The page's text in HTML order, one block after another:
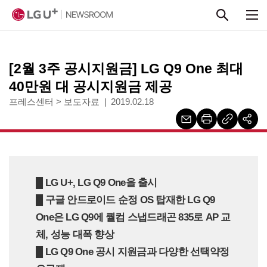
[2월 3주 공시지원금] LG Q9 One 최대
40만원 대 공시지원금 제공
프레스센터 > 보도자료 2019.02.18
█ LG U+, LG Q9 One을 출시
█ 구글 안드로이드 순정 OS 탑재한 LG Q9
One은 LG Q9에 퀄컴 스냅드래곤 835로 AP 교
체, 성능 대폭 향상
█ LG Q9 One 공시 지원금과 다양한 선택약정